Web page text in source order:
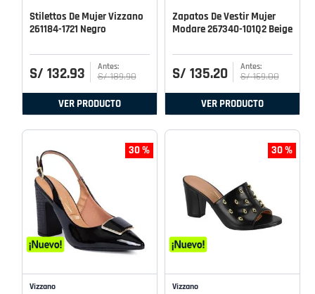
Stilettos De Mujer Vizzano
261184-1721 Negro
S/ 132.93 S/ 189.90
VER PRODUCTO
Zapatos De Vestir Mujer
Modare 267340-101Q2 Beige
S/ 135.20 S/ 169.00
VER PRODUCTO
30 %
Vizzano
30 %
Vizzano